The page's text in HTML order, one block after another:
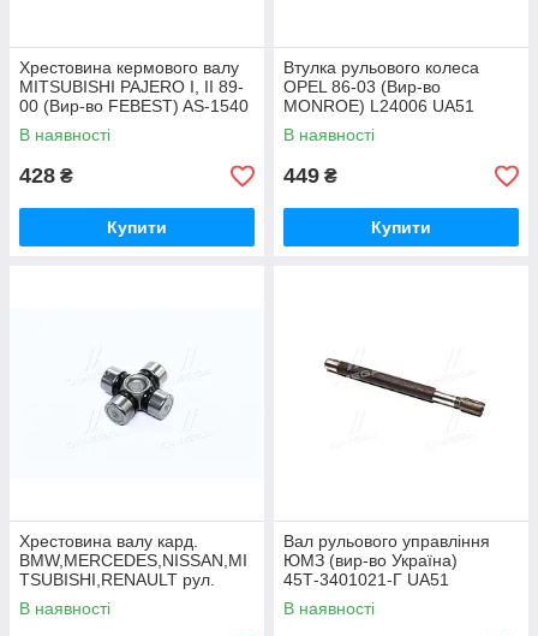
Хрестовина кермового валу
MITSUBISHI PAJERO I, II 89-
00 (Вир-во FEBEST) AS-1540
UA51
В наявності
428 ₴
Купити
Втулка рульового колеса
OPEL 86-03 (Вир-во
MONROE) L24006 UA51
В наявності
449 ₴
Купити
Хрестовина валу кард.
BMW,MERCEDES,NISSAN,MI
TSUBISHI,RENAULT рул.
(вир-во GKN) U122 UA51
В наявності
Вал рульового управління
ЮМЗ (вир-во Україна)
45Т-3401021-Г UA51
В наявності